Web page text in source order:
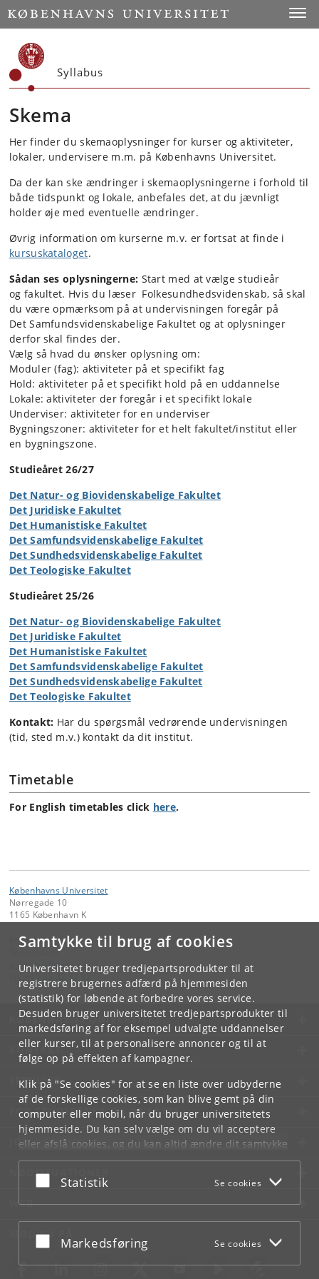
Samtykke til brug af cookies
Universitetet bruger tredjepartsprodukter til at
registrere brugernes adfærd på hjemmesiden
(statistik) for løbende at forbedre vores service.
Desuden bruger universitetet tredjepartsprodukter til
markedsføring af for eksempel udvalgte uddannelser
eller kurser, til at personalisere annoncer og til at
følge op på effekten af kampagner.
Klik på "Se cookies" for at se en liste over udbyderne
af de forskellige cookies, som kan blive gemt på din
computer eller mobil, når du bruger universitetets
hjemmeside. Du kan selv vælge om du vil acceptere
eller afslå cookies, og du kan altid ændre dit samtykke
underCookie- og privatlivspolitiksom du finder i
bunden af hver side.
Acceptér eller afslå
Statistik Se cookies
Acceptér eller afslå
Markedsføring Se cookies
Start
Syllabus
Skema
Her finder du skemaoplysninger for kurser og aktiviteter,
lokaler, undervisere m.m. på Københavns Universitet.
Da der kan ske ændringer i skemaoplysningerne i forhold til
både tidspunkt og lokale, anbefales det, at du jævnligt
holder øje med eventuelle ændringer.
Øvrig information om kurserne m.v. er fortsat at finde i
kursuskataloget.
Sådan ses oplysningerne: Start med at vælge studieår
og fakultet. Hvis du læser Folkesundhedsvidenskab, så skal
du være opmærksom på at undervisningen foregår på
Det Samfundsvidenskabelige Fakultet og at oplysninger
derfor skal findes der.
Vælg så hvad du ønsker oplysning om:
Moduler (fag): aktiviteter på et specifikt fag
Hold: aktiviteter på et specifikt hold på en uddannelse
Lokale: aktiviteter der foregår i et specifikt lokale
Underviser: aktiviteter for en underviser
Bygningszoner: aktiviteter for et helt fakultet/institut eller
en bygningszone.
Studieåret 26/27
Det Natur- og Biovidenskabelige Fakultet
Det Juridiske Fakultet
Det Humanistiske Fakultet
Det Samfundsvidenskabelige Fakultet
Det Sundhedsvidenskabelige Fakultet
Det Teologiske Fakultet
Studieåret 25/26
Det Natur- og Biovidenskabelige Fakultet
Det Juridiske Fakultet
Det Humanistiske Fakultet
Det Samfundsvidenskabelige Fakultet
Det Sundhedsvidenskabelige Fakultet
Det Teologiske Fakultet
Kontakt: Har du spørgsmål vedrørende undervisningen
(tid, sted m.v.) kontakt da dit institut.
Timetable
For English timetables click here.
Københavns Universitet
Nørregade 10
1165 København K
Kontakt:
Servicedesk
it-service @adm.ku.dk
KØBENHAVNS UNIVERSITET
KONTAKT
SERVICES
FOR STUDERENDE OG ANSATTE
JOB OG KARRIERE
NØDSITUATIONER
WEB
MØD KU PÅ